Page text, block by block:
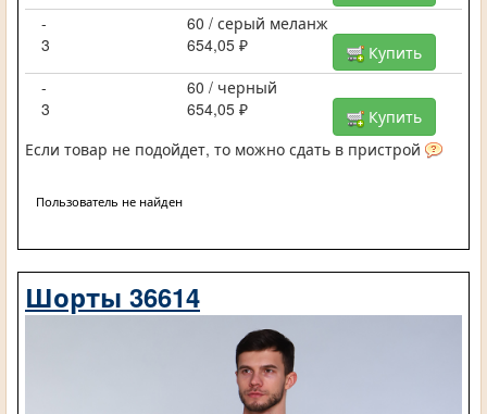
-
60 / серый меланж
3
654,05 ₽
Купить
-
60 / черный
3
654,05 ₽
Купить
Если товар не подойдет, то можно сдать в пристрой
Пользователь не найден
Шорты 36614